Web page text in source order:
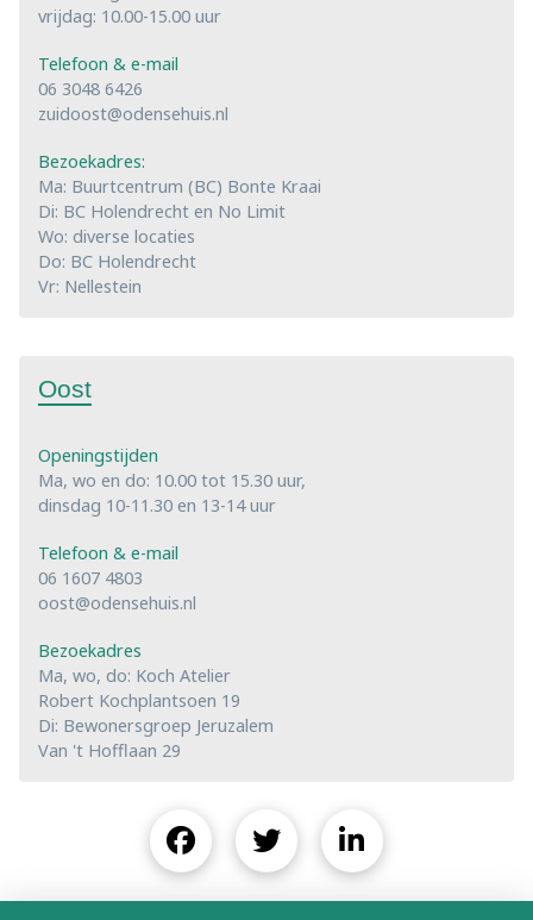
vrijdag: 10.00-15.00 uur
Telefoon & e-mail
06 3048 6426
zuidoost@odensehuis.nl
Bezoekadres:
Ma: Buurtcentrum (BC) Bonte Kraai
Di: BC Holendrecht en No Limit
Wo: diverse locaties
Do: BC Holendrecht
Vr: Nellestein
Oost
Openingstijden
Ma, wo en do: 10.00 tot 15.30 uur,
dinsdag 10-11.30 en 13-14 uur
Telefoon & e-mail
06 1607 4803
oost@odensehuis.nl
Bezoekadres
Ma, wo, do: Koch Atelier
Robert Kochplantsoen 19
Di: Bewonersgroep Jeruzalem
Van 't Hofflaan 29